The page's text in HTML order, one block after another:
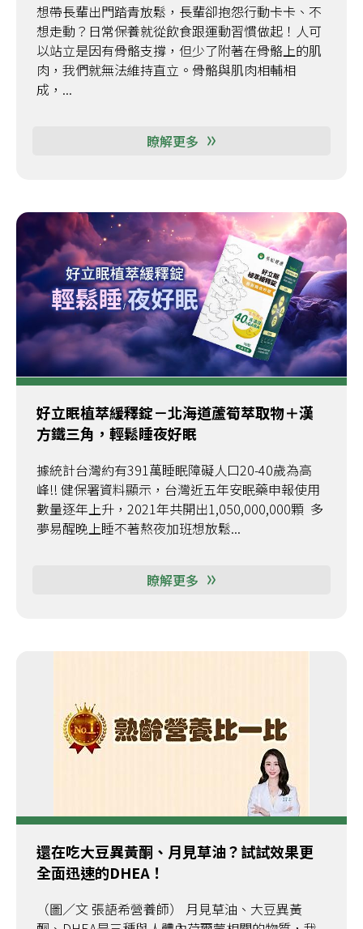
想帶長輩出門踏青放鬆，長輩卻抱怨行動卡卡、不
想走動？日常保養就從飲食跟運動習慣做起！人可
以站立是因有骨骼支撐，但少了附著在骨骼上的肌
肉，我們就無法維持直立。骨骼與肌肉相輔相
成，...
瞭解更多
好立眠植萃緩釋錠－北海道蘆筍萃取物＋漢
方鐵三角，輕鬆睡夜好眠
據統計台灣約有391萬睡眠障礙人口20-40歲為高
峰!! 健保署資料顯示，台灣近五年安眠藥申報使用
數量逐年上升，2021年共開出1,050,000,000顆 多
夢易醒晚上睡不著熬夜加班想放鬆...
瞭解更多
還在吃大豆異黃酮、月見草油？試試效果更
全面迅速的DHEA！
（圖／文 張語希營養師） 月見草油、大豆異黃